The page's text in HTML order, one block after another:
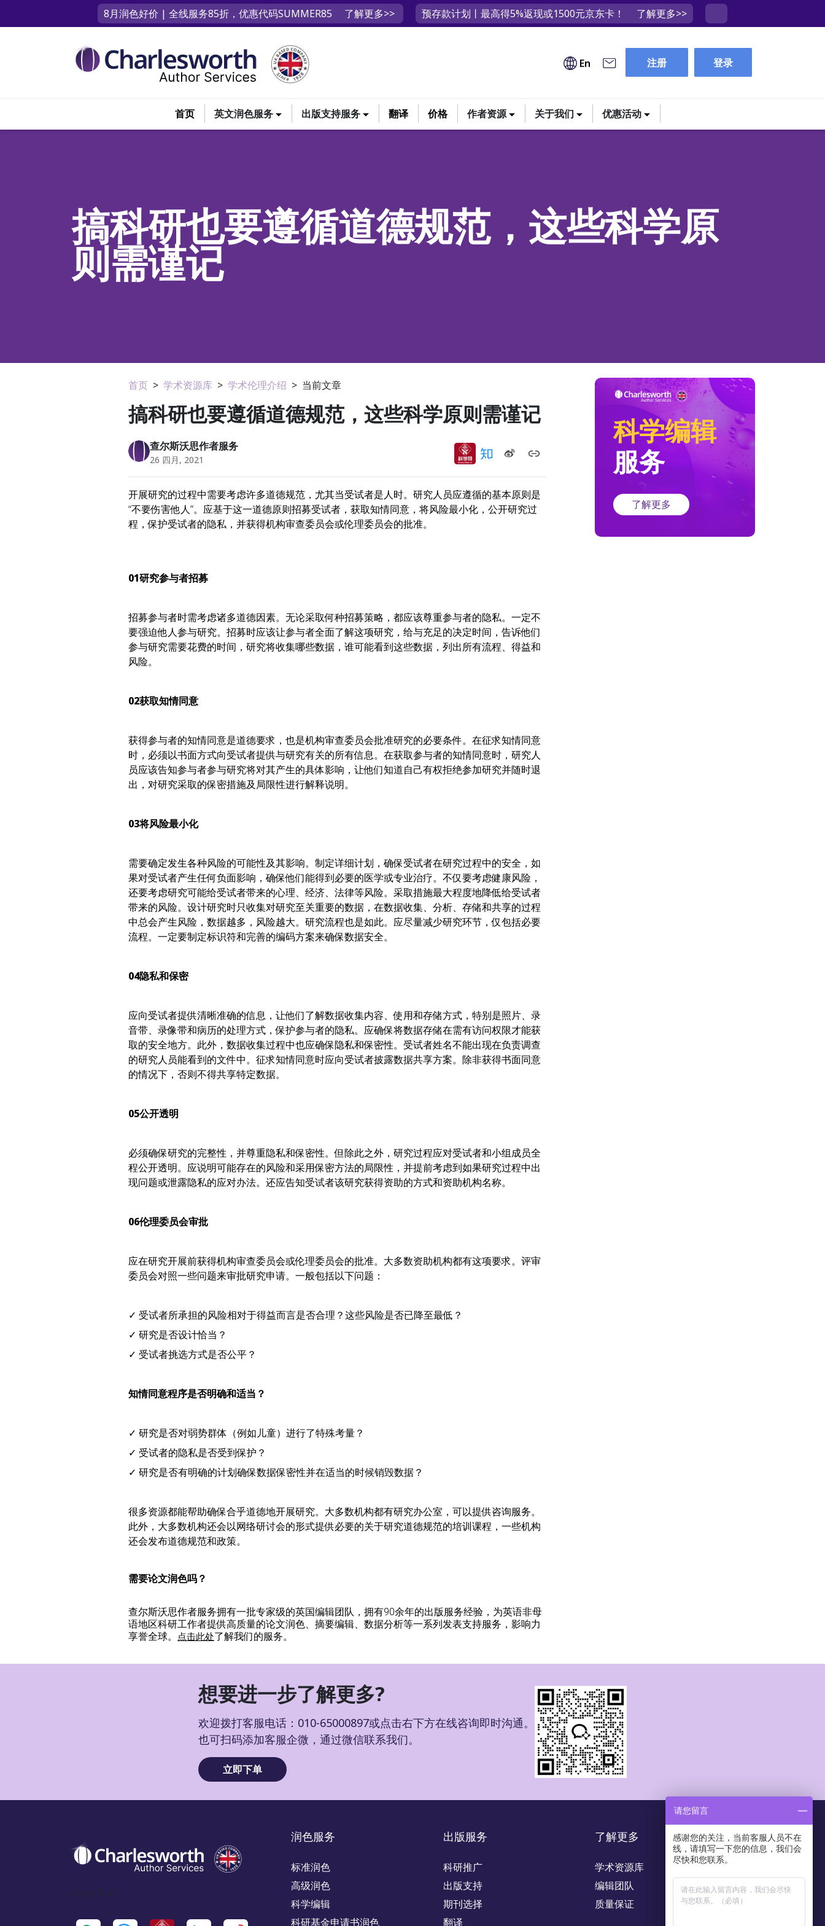
8月润色好价 | 全线服务85折，优惠代码SUMMER85 了解更多>> 预存款计划丨最高得5%返现或1500元京东卡！ 了解更多>>
En 注册 登录
首页 英文润色服务 出版支持服务 翻译 价格 作者资源 关于我们 优惠活动
搞科研也要遵循道德规范，这些科学原
则需谨记
首页 > 学术资源库 > 学术伦理介绍 > 当前文章
搞科研也要遵循道德规范，这些科学原则需谨记
查尔斯沃思作者服务
26 四月, 2021
开展研究的过程中需要考虑许多道德规范，尤其当受试者是人时。研究人员应遵循的基本原则是
“不要伤害他人”。应基于这一道德原则招募受试者，获取知情同意，将风险最小化，公开研究过
程，保护受试者的隐私，并获得机构审查委员会或伦理委员会的批准。
01研究参与者招募
招募参与者时需考虑诸多道德因素。无论采取何种招募策略，都应该尊重参与者的隐私。一定不
要强迫他人参与研究。招募时应该让参与者全面了解这项研究，给与充足的决定时间，告诉他们
参与研究需要花费的时间，研究将收集哪些数据，谁可能看到这些数据，列出所有流程、得益和
风险。
02获取知情同意
获得参与者的知情同意是道德要求，也是机构审查委员会批准研究的必要条件。在征求知情同意
时，必须以书面方式向受试者提供与研究有关的所有信息。在获取参与者的知情同意时，研究人
员应该告知参与者参与研究将对其产生的具体影响，让他们知道自己有权拒绝参加研究并随时退
出，对研究采取的保密措施及局限性进行解释说明。
03将风险最小化
需要确定发生各种风险的可能性及其影响。制定详细计划，确保受试者在研究过程中的安全，如
果对受试者产生任何负面影响，确保他们能得到必要的医学或专业治疗。不仅要考虑健康风险，
还要考虑研究可能给受试者带来的心理、经济、法律等风险。采取措施最大程度地降低给受试者
带来的风险。设计研究时只收集对研究至关重要的数据，在数据收集、分析、存储和共享的过程
中总会产生风险，数据越多，风险越大。研究流程也是如此。应尽量减少研究环节，仅包括必要
流程。一定要制定标识符和完善的编码方案来确保数据安全。
04隐私和保密
应向受试者提供清晰准确的信息，让他们了解数据收集内容、使用和存储方式，特别是照片、录
音带、录像带和病历的处理方式，保护参与者的隐私。应确保将数据存储在需有访问权限才能获
取的安全地方。此外，数据收集过程中也应确保隐私和保密性。受试者姓名不能出现在负责调查
的研究人员能看到的文件中。征求知情同意时应向受试者披露数据共享方案。除非获得书面同意
的情况下，否则不得共享特定数据。
05公开透明
必须确保研究的完整性，并尊重隐私和保密性。但除此之外，研究过程应对受试者和小组成员全
程公开透明。应说明可能存在的风险和采用保密方法的局限性，并提前考虑到如果研究过程中出
现问题或泄露隐私的应对办法。还应告知受试者该研究获得资助的方式和资助机构名称。
06伦理委员会审批
应在研究开展前获得机构审查委员会或伦理委员会的批准。大多数资助机构都有这项要求。评审
委员会对照一些问题来审批研究申请。一般包括以下问题：
✓ 受试者所承担的风险相对于得益而言是否合理？这些风险是否已降至最低？
✓ 研究是否设计恰当？
✓ 受试者挑选方式是否公平？
知情同意程序是否明确和适当？
✓ 研究是否对弱势群体（例如儿童）进行了特殊考量？
✓ 受试者的隐私是否受到保护？
✓ 研究是否有明确的计划确保数据保密性并在适当的时候销毁数据？
很多资源都能帮助确保合乎道德地开展研究。大多数机构都有研究办公室，可以提供咨询服务。
此外，大多数机构还会以网络研讨会的形式提供必要的关于研究道德规范的培训课程，一些机构
还会发布道德规范和政策。
需要论文润色吗？
查尔斯沃思作者服务拥有一批专家级的英国编辑团队，拥有90余年的出版服务经验，为英语非母
语地区科研工作者提供高质量的论文润色、摘要编辑、数据分析等一系列发表支持服务，影响力
享誉全球。
点击此处了解我们的服务。
科学编辑
服务
了解更多
想要进一步了解更多?
欢迎拨打客服电话：010-65000897或点击右下方在线咨询即时沟通。
也可扫码添加客服企微，通过微信联系我们。
立即下单
Social Icon
润色服务
标准润色
高级润色
科学编辑
科研基金申请书润色
出版服务
科研推广
出版支持
期刊选择
翻译
了解更多
学术资源库
编辑团队
质量保证
请您留言
感谢您的关注，当前客服人员不在
线，请填写一下您的信息，我们会
尽快和您联系。